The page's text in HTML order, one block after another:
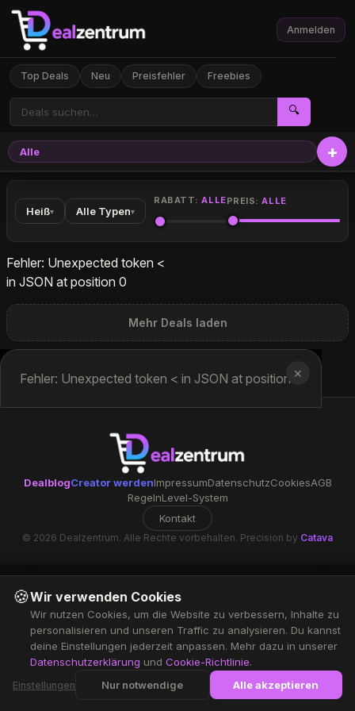
Top Deals Neu Preisfehler Freebies
🔍
Anmelden
Alle
Heiß▾ Alle Typen▾
RABATT:ALLEPREIS:ALLE
Fehler: Unexpected token <
in JSON at position 0
Mehr Deals laden
✕
Fehler: Unexpected token < in JSON at position 0
DealblogCreator werdenImpressumDatenschutzCookiesAGB
RegelnLevel-System
Kontakt
© 2026 Dealzentrum. Alle Rechte vorbehalten. Precision by Catava
🍪Wir verwenden Cookies
Wir nutzen Cookies, um die Website zu verbessern, Inhalte zu
personalisieren und unseren Traffic zu analysieren. Du kannst
deine Einstellungen jederzeit anpassen. Mehr dazu in unserer
Datenschutzerklärung und Cookie-Richtlinie.
Einstellungen Nur notwendige Alle akzeptieren